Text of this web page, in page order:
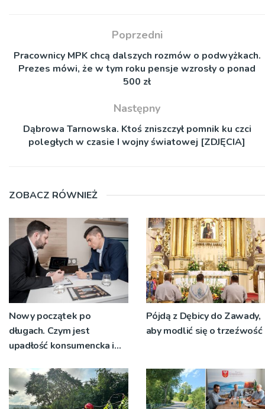
Poprzedni
Pracownicy MPK chcą dalszych rozmów o podwyżkach.
Prezes mówi, że w tym roku pensje wzrosły o ponad
500 zł
Następny
Dąbrowa Tarnowska. Ktoś zniszczył pomnik ku czci
poległych w czasie I wojny światowej [ZDJĘCIA]
ZOBACZ RÓWNIEŻ
Nowy początek po
długach. Czym jest
upadłość konsumencka i
rozsądnym wyjściem?
Pójdą z Dębicy do Zawady,
aby modlić się o trzeźwość